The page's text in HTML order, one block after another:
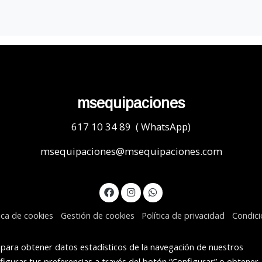
msequipaciones
617 10 34 89 ( WhatsApp)
msequipaciones@msequipaciones.com
de cookies Gestión de cookies Política de privacidad
obtener datos estadísticos de la navegación de nuestros